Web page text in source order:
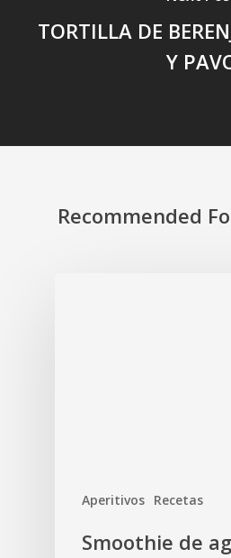
TORTILLA DE
Y
Recommended
Aperitivos Recetas
Smoothie de